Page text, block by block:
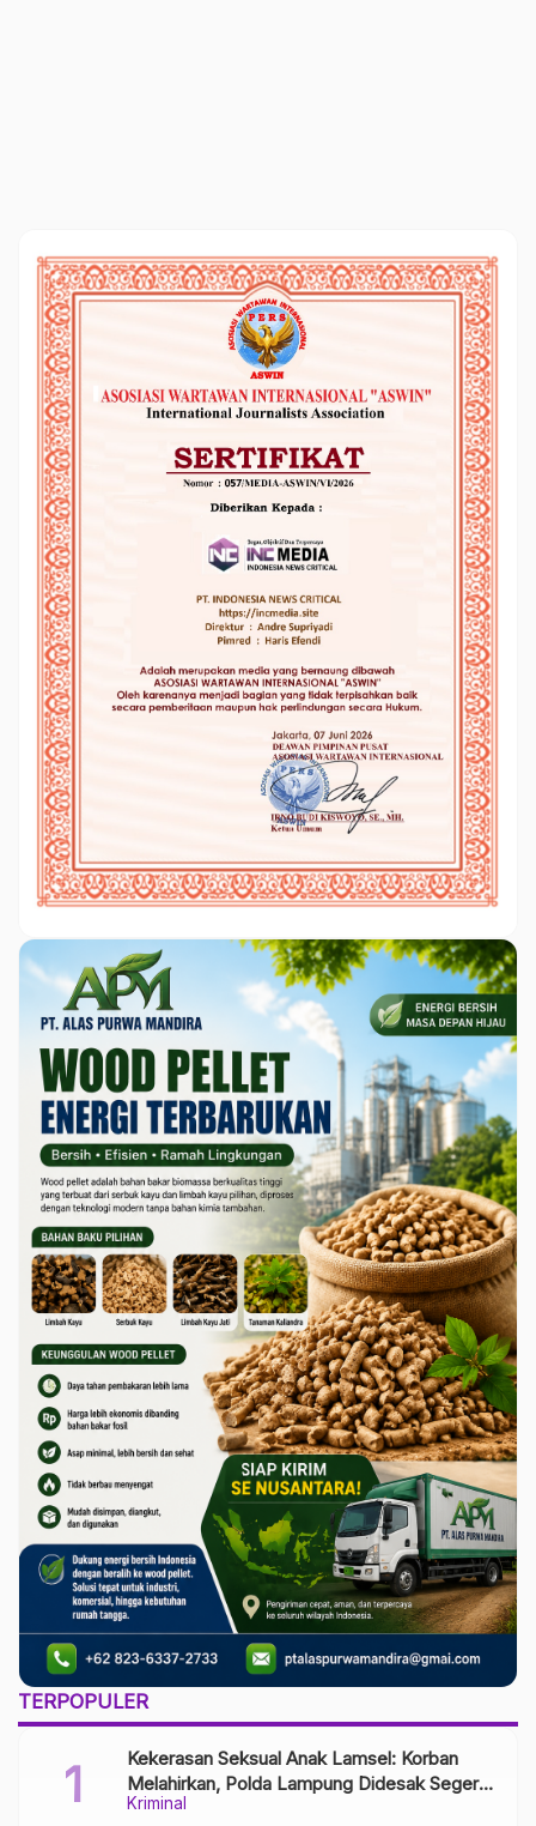
TERPOPULER
Kriminal
Kekerasan Seksual Anak Lamsel: Korban
Melahirkan, Polda Lampung Didesak Segera
Tangkap Pelaku